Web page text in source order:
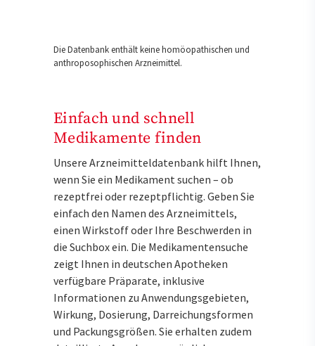
Die Datenbank enthält keine homöopathischen und
anthroposophischen Arzneimittel.
Einfach und schnell
Medikamente finden
Unsere Arzneimitteldatenbank hilft Ihnen,
wenn Sie ein Medikament suchen – ob
rezeptfrei oder rezeptpflichtig. Geben Sie
einfach den Namen des Arzneimittels,
einen Wirkstoff oder Ihre Beschwerden in
die Suchbox ein. Die Medikamentensuche
zeigt Ihnen in deutschen Apotheken
verfügbare Präparate, inklusive
Informationen zu Anwendungsgebieten,
Wirkung, Dosierung, Darreichungsformen
und Packungsgrößen. Sie erhalten zudem